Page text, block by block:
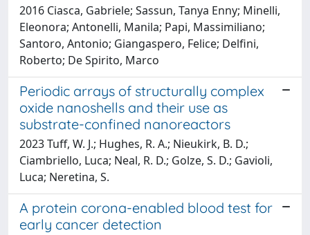
2016 Ciasca, Gabriele; Sassun, Tanya Enny; Minelli,
Eleonora; Antonelli, Manila; Papi, Massimiliano;
Santoro, Antonio; Giangaspero, Felice; Delfini,
Roberto; De Spirito, Marco
Periodic arrays of structurally complex
oxide nanoshells and their use as
substrate-confined nanoreactors
2023 Tuff, W. J.; Hughes, R. A.; Nieukirk, B. D.;
Ciambriello, Luca; Neal, R. D.; Golze, S. D.; Gavioli,
Luca; Neretina, S.
A protein corona-enabled blood test for
early cancer detection